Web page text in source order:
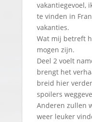
vakantiegevoel,
te vinden in
vakanties.
Wat mij betreft
mogen zijn.
Deel 2 voelt
brengt het
breid hier
spoilers
Anderen zullen
weer leuker